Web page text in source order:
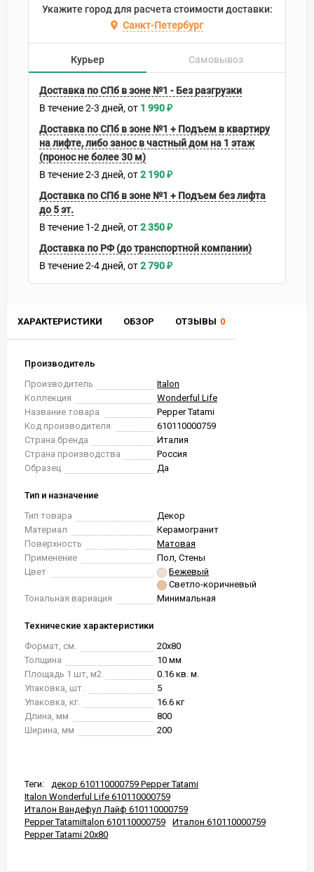
ХАРАКТЕРИСТИКИ ОБЗОР ОТЗЫВЫ 0
Производитель
Производитель
Italon
Коллекция
Wonderful Life
Название товара
Pepper Tatami
Код производителя
610110000759
Страна бренда
Италия
Страна производства
Россия
Образец
Да
Тип и назначение
Тип товара
Декор
Материал
Керамогранит
Поверхность
Матовая
Применение
Пол, Стены
Цвет
Бежевый
Светло-коричневый
Тональная вариация
Минимальная
Технические характеристики
Формат, см.
20x80
Толщина
10 мм
Площадь 1 шт, м2
0.16 кв. м.
Упаковка, шт.
5
Упаковка, кг.
16.6 кг
Длина, мм
800
Ширина, мм
200
Теги:
декор 610110000759 Pepper Tatami
Italon Wonderful Life 610110000759
Италон Вандефул Лайф 610110000759
Pepper TatamiItalon 610110000759
Италон 610110000759
Pepper Tatami 20x80
Укажите город для расчета стоимости доставки:
Санкт-Петербург
Курьер Самовывоз
Доставка по СПб в зоне №1 - Без разгрузки
В течение2-3 дней 1 990₽
Доставка по СПб в зоне №1 + Подъем в квартиру
на лифте, либо занос в частный дом на 1 этаж
(пронос не более 30 м)
В течение2-3 дней 2 190₽
Доставка по СПб в зоне №1 + Подъем без лифта
до 5 эт.
В течение 1-2 дней 2 350₽
Доставка по РФ (до транспортной компании)
В течение2-4 дней 2 790₽